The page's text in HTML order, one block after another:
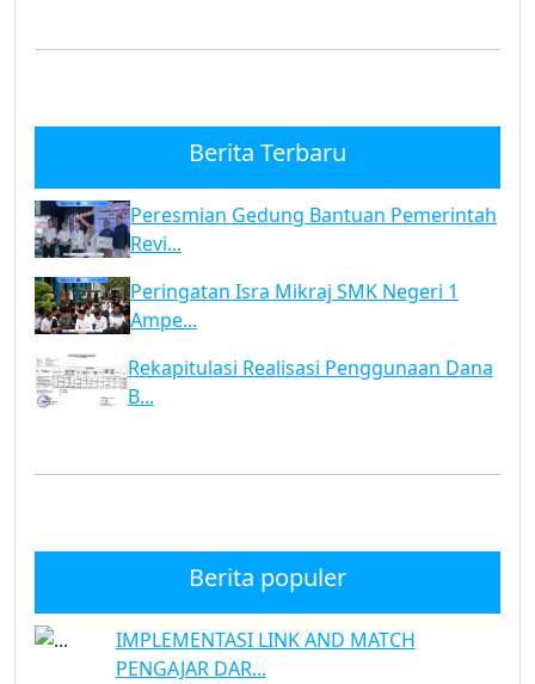
Berita Terbaru
Peresmian Gedung Bantuan Pemerintah
Revi...
Peringatan Isra Mikraj SMK Negeri 1
Ampe...
Rekapitulasi Realisasi Penggunaan Dana
B...
Berita populer
IMPLEMENTASI LINK AND MATCH
PENGAJAR DAR...